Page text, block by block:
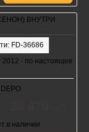
ВНУТРИ
FD-36686
2012 - по настоящее
наличии